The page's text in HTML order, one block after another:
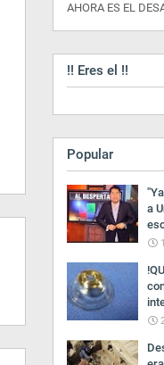
AHORA ES EL
!! Eres el !!
Popular
a